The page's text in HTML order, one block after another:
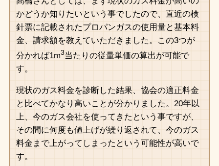
かどうか知りたいという事でしたので、直近の検
針票に記載されたプロパンガスの使用量と基本料
金、請求額を教えていただきました。この3つが
分かれば1m3当たりの従量単価の算出が可能で
す。
現状のガス料金を診断した結果、協会の適正料金
と比べてかなり高いことが分かりました。20年以
上、今のガス会社を使ってきたという事ですが、
その間に何度も値上げが繰り返されて、今のガス
料金まで上がってしまったという可能性が高いで
す。